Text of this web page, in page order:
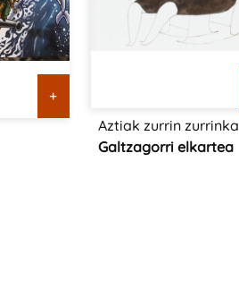
+
Aztiak zurrin zurrinka
Galtzagorri elkartea